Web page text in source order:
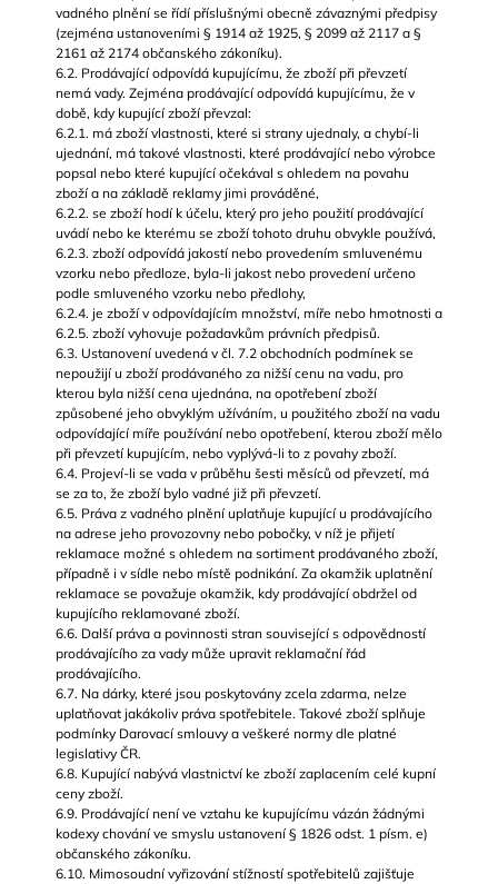
vadného plnění se řídí příslušnými obecně závaznými předpisy
(zejména ustanoveními § 1914 až 1925, § 2099 až 2117 a §
2161 až 2174 občanského zákoníku).
6.2. Prodávající odpovídá kupujícímu, že zboží při převzetí
nemá vady. Zejména prodávající odpovídá kupujícímu, že v
době, kdy kupující zboží převzal:
6.2.1. má zboží vlastnosti, které si strany ujednaly, a chybí-li
ujednání, má takové vlastnosti, které prodávající nebo výrobce
popsal nebo které kupující očekával s ohledem na povahu
zboží a na základě reklamy jimi prováděné,
6.2.2. se zboží hodí k účelu, který pro jeho použití prodávající
uvádí nebo ke kterému se zboží tohoto druhu obvykle používá,
6.2.3. zboží odpovídá jakostí nebo provedením smluvenému
vzorku nebo předloze, byla-li jakost nebo provedení určeno
podle smluveného vzorku nebo předlohy,
6.2.4. je zboží v odpovídajícím množství, míře nebo hmotnosti a
6.2.5. zboží vyhovuje požadavkům právních předpisů.
6.3. Ustanovení uvedená v čl. 7.2 obchodních podmínek se
nepoužijí u zboží prodávaného za nižší cenu na vadu, pro
kterou byla nižší cena ujednána, na opotřebení zboží
způsobené jeho obvyklým užíváním, u použitého zboží na vadu
odpovídající míře používání nebo opotřebení, kterou zboží mělo
při převzetí kupujícím, nebo vyplývá-li to z povahy zboží.
6.4. Projeví-li se vada v průběhu šesti měsíců od převzetí, má
se za to, že zboží bylo vadné již při převzetí.
6.5. Práva z vadného plnění uplatňuje kupující u prodávajícího
na adrese jeho provozovny nebo pobočky, v níž je přijetí
reklamace možné s ohledem na sortiment prodávaného zboží,
případně i v sídle nebo místě podnikání. Za okamžik uplatnění
reklamace se považuje okamžik, kdy prodávající obdržel od
kupujícího reklamované zboží.
6.6. Další práva a povinnosti stran související s odpovědností
prodávajícího za vady může upravit reklamační řád
prodávajícího.
6.7. Na dárky, které jsou poskytovány zcela zdarma, nelze
uplatňovat jakákoliv práva spotřebitele. Takové zboží splňuje
podmínky Darovací smlouvy a veškeré normy dle platné
legislativy ČR.
6.8. Kupující nabývá vlastnictví ke zboží zaplacením celé kupní
ceny zboží.
6.9. Prodávající není ve vztahu ke kupujícímu vázán žádnými
kodexy chování ve smyslu ustanovení § 1826 odst. 1 písm. e)
občanského zákoníku.
6.10. Mimosoudní vyřizování stížností spotřebitelů zajišťuje